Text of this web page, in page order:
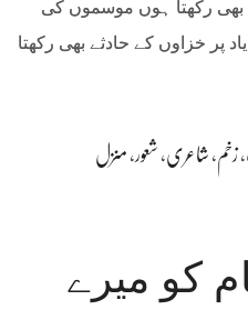
بھی رکھتا ہوں موسموں کی
پر خزاوں کے حادثے بھی رکھتا
،زخم ، شاعری، شعور ، منزل
کو میرے